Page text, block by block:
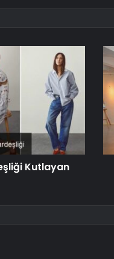
Kutlayan